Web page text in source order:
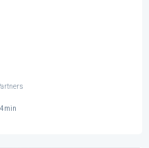
4min